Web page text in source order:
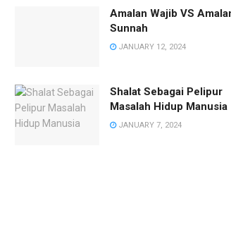
Amalan Wajib VS
Sunnah
JANUARY 12, 2024
Shalat Sebagai Pelipur
Masalah Hidup Manusia
JANUARY 7, 2024